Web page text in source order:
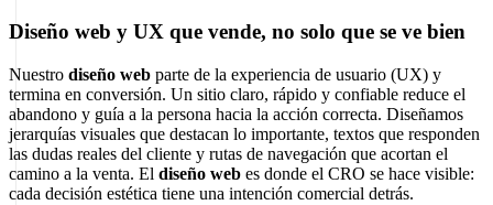
Diseño web y UX que vende, no solo que se ve bien
Nuestro diseño web parte de la experiencia de usuario (UX) y
termina en conversión. Un sitio claro, rápido y confiable reduce el
abandono y guía a la persona hacia la acción correcta. Diseñamos
jerarquías visuales que destacan lo importante, textos que responden
las dudas reales del cliente y rutas de navegación que acortan el
camino a la venta. El diseño web es donde el CRO se hace visible:
cada decisión estética tiene una intención comercial detrás.